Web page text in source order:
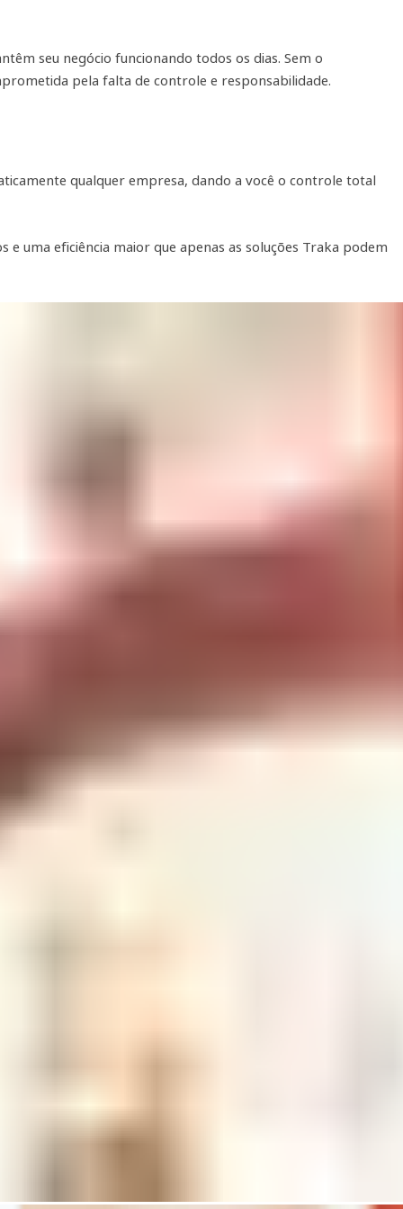
seu negócio funcionando todos os dias. Sem o
pela falta de controle e responsabilidade.
qualquer empresa, dando a você o controle total
uma eficiência maior que apenas as soluções Traka podem